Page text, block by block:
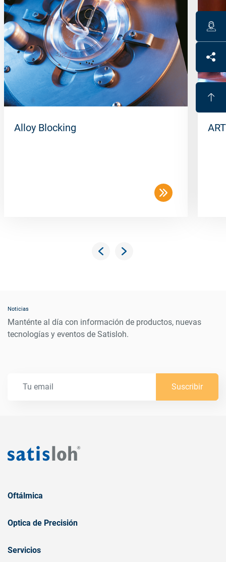
Alloy Blocking
Noticias
Manténte al día con información de productos, nuevas
tecnologías y eventos de Satisloh.
Suscribir
Oftálmica
Optica de Precisión
Servicios